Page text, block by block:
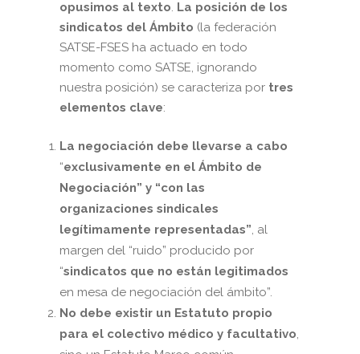
opusimos al texto. La posición de los
sindicatos del Ámbito (la federación
SATSE-FSES ha actuado en todo
momento como SATSE, ignorando
nuestra posición) se caracteriza por tres
elementos clave:
La negociación debe llevarse a cabo
“exclusivamente en el Ámbito de
Negociación” y “con las
organizaciones sindicales
legítimamente representadas”, al
margen del “ruido” producido por
“sindicatos que no están legitimados
en mesa de negociación del ámbito”.
No debe existir un Estatuto propio
para el colectivo médico y facultativo,